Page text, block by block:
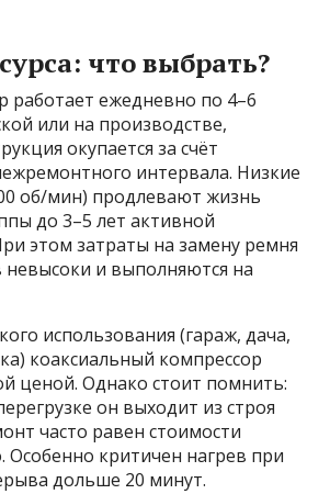
что выбрать?
работает ежедневно по 4–6
или на производстве,
окупается за счёт
интервала. Низкие
об/мин) продлевают жизнь
до 3–5 лет активной
этом затраты на замену ремня
и выполняются на
использования (гараж, дача,
коаксиальный компрессор
ценой. Однако стоит помнить:
он выходит из строя
часто равен стоимости
Особенно критичен нагрев при
дольше 20 минут.